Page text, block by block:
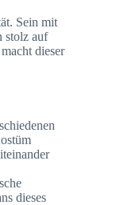
Sein mit
stolz auf
dieser
dieses